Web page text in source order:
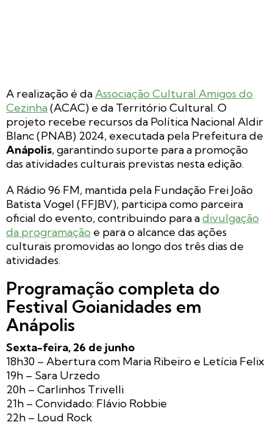
A realização é daAssociação Cultural Amigos do
Cezinha(ACAC) e da Território Cultural. O
projeto recebe recursos da Política Nacional Aldir
Blanc (PNAB) 2024, executada pela Prefeitura de
Anápolis, garantindo suporte para a promoção
das atividades culturais previstas nesta edição.
A Rádio 96 FM, mantida pela Fundação Frei João
Batista Vogel (FFJBV), participa como parceira
oficial do evento, contribuindo para adivulgação
da programação e para o alcance das ações
culturais promovidas ao longo dos três dias de
atividades.
Programação completa do
Festival Goianidades em
Anápolis
Sexta-feira, 26 de junho
18h30 – Abertura com Maria Ribeiro e Letícia Felix
19h – Sara Urzedo
20h – Carlinhos Trivelli
21h – Convidado: Flávio Robbie
22h – Loud Rock